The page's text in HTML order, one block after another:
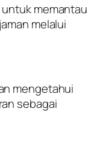
memantau
melalui
mengetahui
sebagai